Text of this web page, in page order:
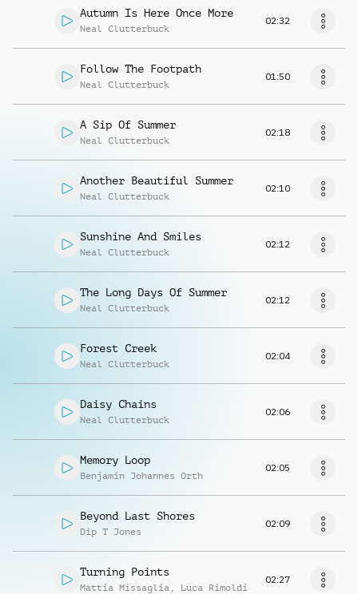
Autumn Is Here Once More
Neal Clutterbuck
02:32
Follow The Footpath
Neal Clutterbuck
01:50
A Sip Of Summer
Neal Clutterbuck
02:18
Another Beautiful Summer
Neal Clutterbuck
02:10
Sunshine And Smiles
Neal Clutterbuck
02:12
The Long Days Of Summer
Neal Clutterbuck
02:12
Forest Creek
Neal Clutterbuck
02:04
Daisy Chains
Neal Clutterbuck
02:06
Memory Loop
Benjamin Johannes Orth
02:05
Beyond Last Shores
Dip T Jones
02:09
Turning Points
Mattia Missaglia , Luca Rimoldi
02:27